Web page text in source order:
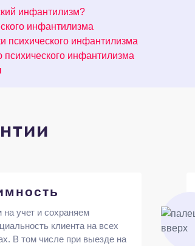
инфантилизм?
инфантилизма
психического инфантилизма
инфантилизма
на учет и сохраняем
клиента на всех
В том числе при выезде на